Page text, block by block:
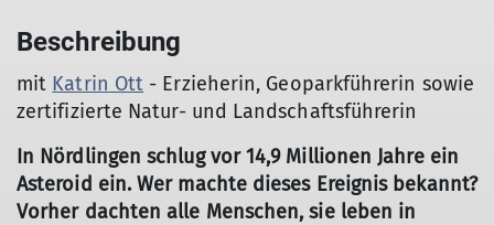
Beschreibung
mit Katrin Ott - Erzieherin, Geoparkführerin sowie
zertifizierte Natur- und Landschaftsführerin
In Nördlingen schlug vor 14,9 Millionen Jahre ein
Asteroid ein. Wer machte dieses Ereignis bekannt?
Vorher dachten alle Menschen, sie leben in